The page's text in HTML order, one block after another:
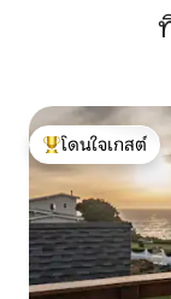
โดนใจเกสต์ที่สุด
โดนใจเกสต์